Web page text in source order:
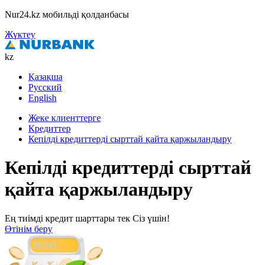
Nur24.kz мобильді қолданбасы
Жүктеу
kz
Қазақша
Русский
English
Жеке клиенттерге
Кредиттер
Кепілді кредиттерді сырттай қайта қаржыландыру
Кепілді кредиттерді сырттай
қайта қаржыландыру
Ең тиімді кредит шарттары тек Сіз үшін!
Өтінім беру